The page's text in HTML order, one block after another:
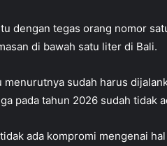
dengan tegas orang nomor
di bawah satu liter di Bali.
menurutnya sudah harus
pada tahun 2026 sudah tidak
ada kompromi mengenai